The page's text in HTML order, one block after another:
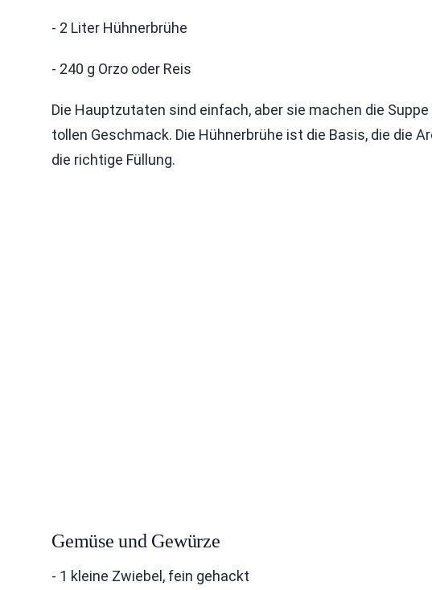
- 2 Liter Hühnerbrühe
- 240 g Orzo oder Reis
Die Hauptzutaten sind einfach, aber sie machen die
tollen Geschmack. Die Hühnerbrühe ist die Basis, die die
die richtige Füllung.
Gemüse und Gewürze
- 1 kleine Zwiebel, fein gehackt